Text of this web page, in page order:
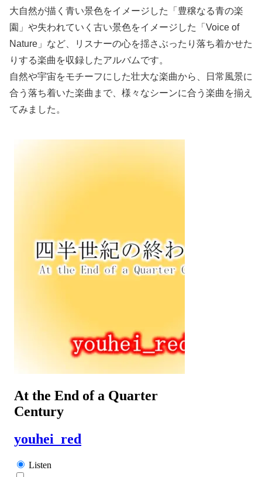
大自然が描く青い景色をイメージした「豊穣なる青の楽
園」や失われていく古い景色をイメージした「Voice of
Nature」など、リスナーの心を揺さぶったり落ち着かせた
りする楽曲を収録したアルバムです。
自然や宇宙をモチーフにした壮大な楽曲から、日常風景に
合う落ち着いた楽曲まで、様々なシーンに合う楽曲を揃え
てみました。